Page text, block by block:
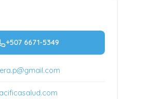
+507 6671-5349